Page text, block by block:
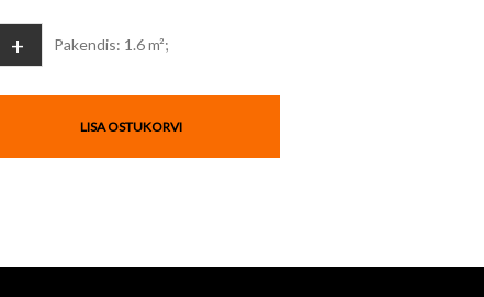
+ Pakendis: 1.6 m²;
LISA OSTUKORVI